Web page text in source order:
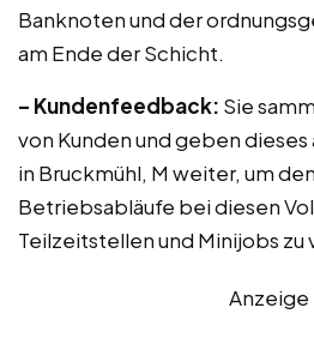
Banknoten und der
am Ende der Schicht.
– Kundenfeedback: Sie
von Kunden und geben
in Bruckmühl, M weiter, um
Betriebsabläufe bei diesen
Teilzeitstellen und Minijobs zu
Anzeige